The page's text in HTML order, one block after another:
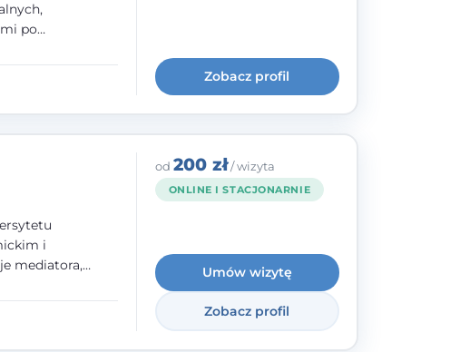
po
kryzysowej
W pracy
Zobacz profil
i
mediatora,
oraz
od 200 zł/ wizyta
ONLINE I STACJONARNIE
Umów wizytę
Zobacz profil